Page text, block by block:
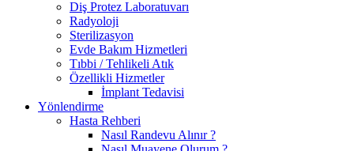
Diş Protez Laboratuvarı
Radyoloji
Sterilizasyon
Evde Bakım Hizmetleri
Tıbbi / Tehlikeli Atık
Özellikli Hizmetler
İmplant Tedavisi
Yönlendirme
Hasta Rehberi
Nasıl Randevu Alınır ?